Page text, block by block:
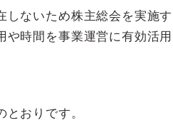
しないため株主総会を実施
や時間を事業運営に有効活用
おりです。